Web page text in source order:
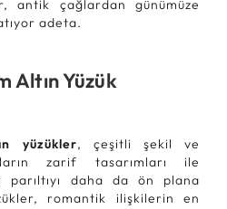
antik çağlardan günümüze
adeta.
Altın Yüzük
yüzükler, çeşitli şekil ve
zarif tasarımları ile
parıltıyı daha da ön plana
romantik ilişkilerin en